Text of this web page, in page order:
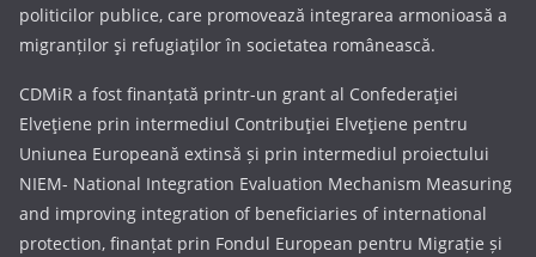
politicilor publice, care promovează integrarea armonioasă a
migranților şi refugiaţilor în societatea românească.
CDMiR a fost finanțată printr-un grant al Confederaţiei
Elveţiene prin intermediul Contribuţiei Elveţiene pentru
Uniunea Europeană extinsă și prin intermediul proiectului
NIEM- National Integration Evaluation Mechanism Measuring
and improving integration of beneficiaries of international
protection, finanțat prin Fondul European pentru Migrație și